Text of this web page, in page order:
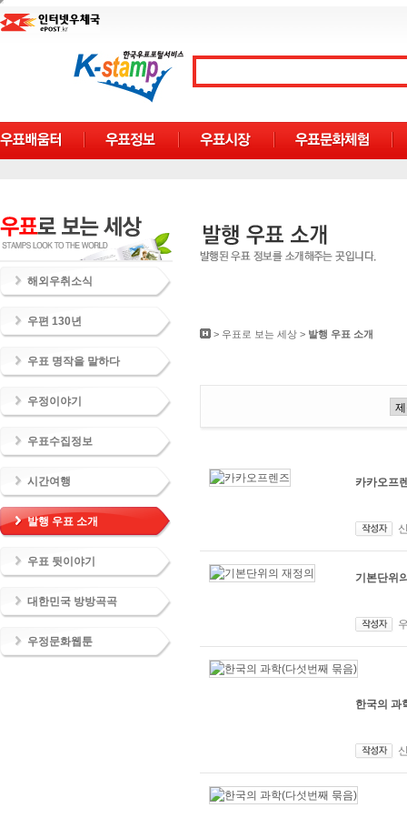
해외우취소식
우편 130년
우표 명작을 말하다
우정이야기
우표수집정보
시간여행
발행 우표 소개
우표 뒷이야기
대한민국 방방곡곡
우정문화웹툰
> 우표로 보는 세상 > 발행 우표 소개
카카오프
기본단위
한국의 과